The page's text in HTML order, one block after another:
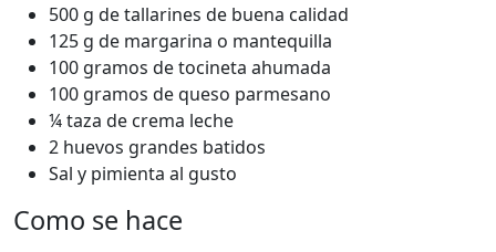
500 g de tallarines de buena calidad
125 g de margarina o mantequilla
100 gramos de tocineta ahumada
100 gramos de queso parmesano
¼ taza de crema leche
2 huevos grandes batidos
Sal y pimienta al gusto
Como se hace